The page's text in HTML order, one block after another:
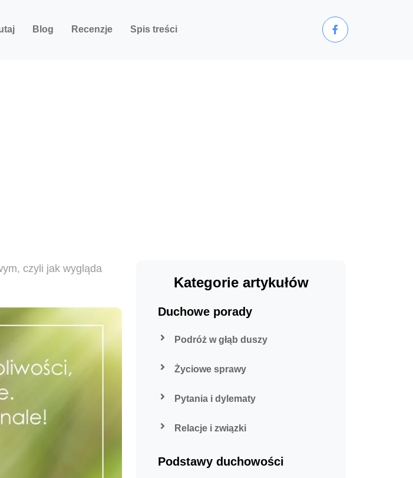
Blog Recenzje Spis treści
czyli jak wygląda
Kategorie artykułów
Duchowe porady
Podróż w głąb duszy
Życiowe sprawy
Pytania i dylematy
Relacje i związki
Podstawy duchowości